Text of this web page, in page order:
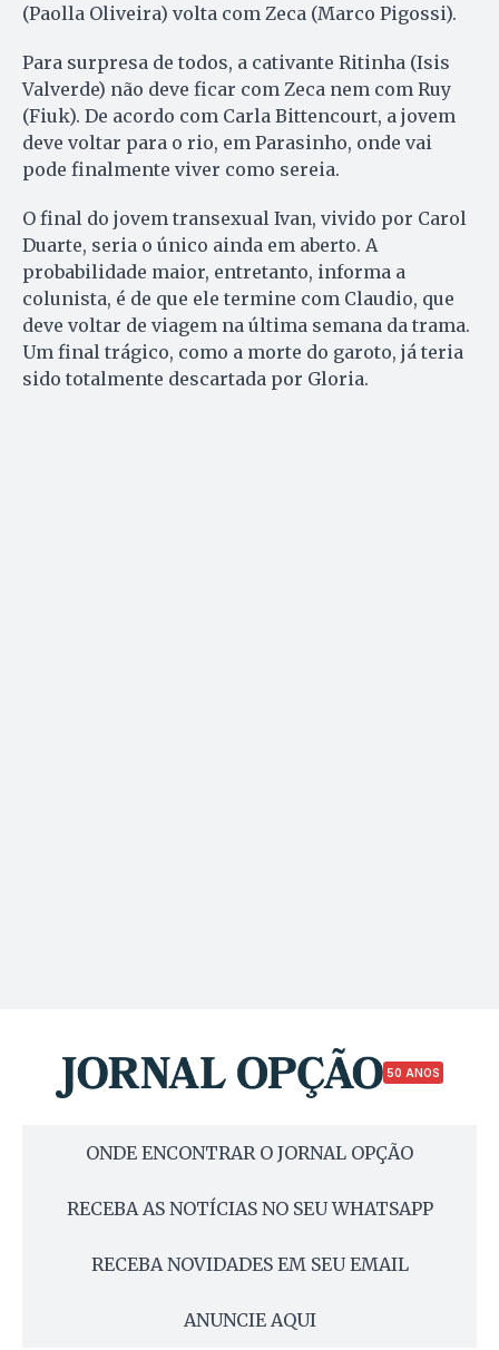
(Paolla Oliveira) volta com Zeca (Marco Pigossi).
Para surpresa de todos, a cativante Ritinha (Isis
Valverde) não deve ficar com Zeca nem com Ruy
(Fiuk). De acordo com Carla Bittencourt, a jovem
deve voltar para o rio, em Parasinho, onde vai
pode finalmente viver como sereia.
O final do jovem transexual Ivan, vivido por Carol
Duarte, seria o único ainda em aberto. A
probabilidade maior, entretanto, informa a
colunista, é de que ele termine com Claudio, que
deve voltar de viagem na última semana da trama.
Um final trágico, como a morte do garoto, já teria
sido totalmente descartada por Gloria.
50 ANOS
ONDE ENCONTRAR O JORNAL OPÇÃO
RECEBA AS NOTÍCIAS NO SEU WHATSAPP
RECEBA NOVIDADES EM SEU EMAIL
ANUNCIE AQUI